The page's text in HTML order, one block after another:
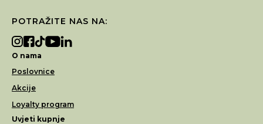
POTRAŽITE NAS NA:
O nama
Poslovnice
Akcije
Loyalty program
Uvjeti kupnje